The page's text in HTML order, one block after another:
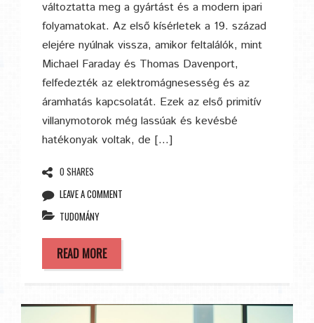
változtatta meg a gyártást és a modern ipari
folyamatokat. Az első kísérletek a 19. század
elejére nyúlnak vissza, amikor feltalálók, mint
Michael Faraday és Thomas Davenport,
felfedezték az elektromágnesesség és az
áramhatás kapcsolatát. Ezek az első primitív
villanymotorok még lassúak és kevésbé
hatékonyak voltak, de […]
0 SHARES
LEAVE A COMMENT
TUDOMÁNY
READ MORE